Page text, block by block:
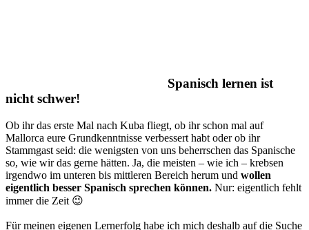
Spanisch lernen ist
nicht schwer!
Ob ihr das erste Mal nach Kuba fliegt, ob ihr schon mal auf
Mallorca eure Grundkenntnisse verbessert habt oder ob ihr
Stammgast seid: die wenigsten von uns beherrschen das Spanische
so, wie wir das gerne hätten. Ja, die meisten – wie ich – krebsen
irgendwo im unteren bis mittleren Bereich herum und wollen
eigentlich besser Spanisch sprechen können. Nur: eigentlich fehlt
immer die Zeit 😉
Für meinen eigenen Lernerfolg habe ich mich deshalb auf die Suche